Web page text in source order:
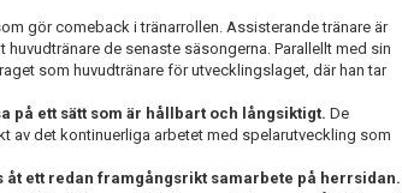
gör comeback i tränarrollen. Assisterande tränare är
huvudtränare de senaste säsongerna. Parallellt med sin
som huvudtränare för utvecklingslaget, där han tar
på ett sätt som är hållbart och långsiktigt. De
av det kontinuerliga arbetet med spelarutveckling som
åt ett redan framgångsrikt samarbete på herrsidan.